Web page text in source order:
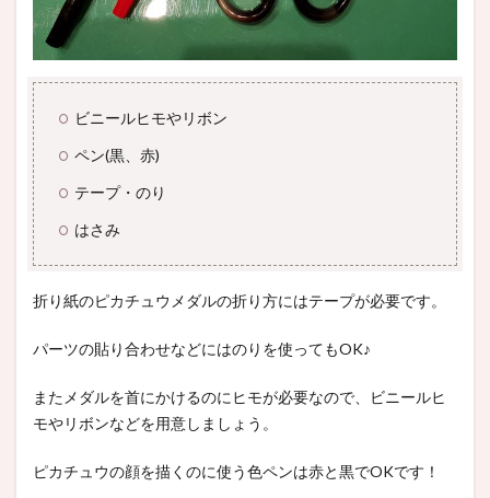
ビニールヒモやリボン
ペン(黒、赤)
テープ・のり
はさみ
折り紙のピカチュウメダルの折り方にはテープが必要です。
パーツの貼り合わせなどにはのりを使ってもOK♪
またメダルを首にかけるのにヒモが必要なので、ビニールヒ
モやリボンなどを用意しましょう。
ピカチュウの顔を描くのに使う色ペンは赤と黒でOKです！